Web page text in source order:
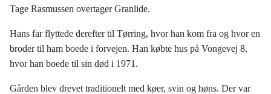
Tage Rasmussen overtager Granlide.
Hans far flyttede derefter til Tørring, hvor han kom fra og hvor en
broder til ham boede i forvejen. Han købte hus på Vongevej 8,
hvor han boede til sin død i 1971.
Gården blev drevet traditionelt med køer, svin og høns. Der var